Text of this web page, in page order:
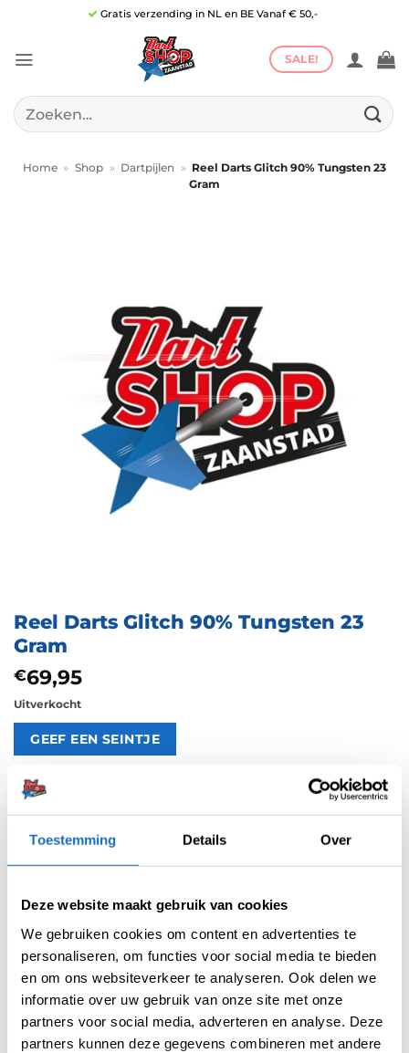
Toestemming Details Over
Deze website maakt gebruik van cookies
We gebruiken cookies om content en advertenties te
personaliseren, om functies voor social media te bieden
en om ons websiteverkeer te analyseren. Ook delen we
informatie over uw gebruik van onze site met onze
partners voor social media, adverteren en analyse. Deze
partners kunnen deze gegevens combineren met andere
inhoud
Gratis verzending in NL en BE Vanaf € 50,-
SALE!
Zoeken
naar:
Home » Shop » Dartpijlen » Reel Darts Glitch 90% Tungsten 23
Gram
Reel Darts Glitch 90% Tungsten 23
Gram
€69,95
Uitverkocht
Artikelnummer:
Merk:Reel
AANVULLENDE INFORMATIE
BEOORDELINGEN (0)